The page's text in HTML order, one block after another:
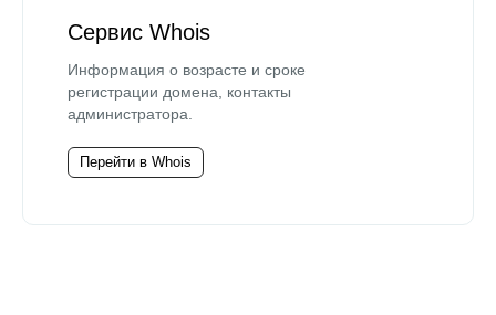
Сервис Whois
Информация о возрасте и сроке
регистрации домена, контакты
администратора.
Перейти в Whois